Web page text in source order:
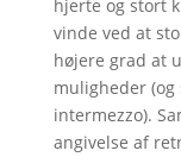
hjerte og stort
vinde ved at
højere grad at
muligheder
intermezzo).
angivelse af